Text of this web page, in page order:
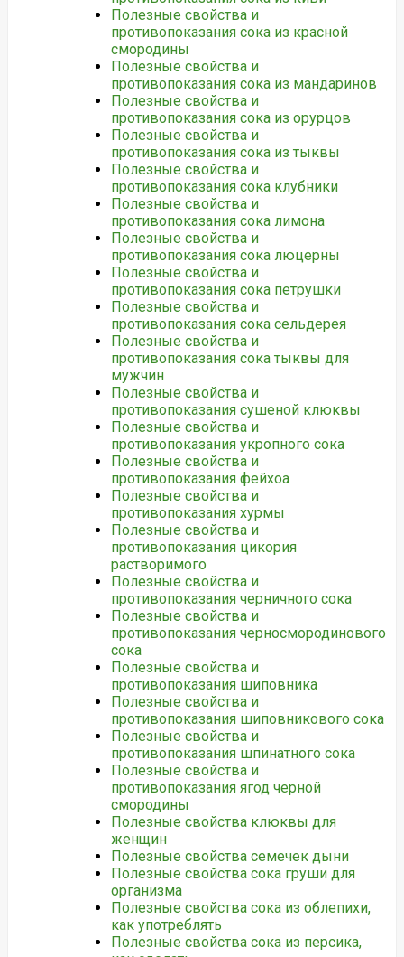
Полезные свойства и
противопоказания сока из красной
смородины
Полезные свойства и
противопоказания сока из мандаринов
Полезные свойства и
противопоказания сока из орурцов
Полезные свойства и
противопоказания сока из тыквы
Полезные свойства и
противопоказания сока клубники
Полезные свойства и
противопоказания сока лимона
Полезные свойства и
противопоказания сока люцерны
Полезные свойства и
противопоказания сока петрушки
Полезные свойства и
противопоказания сока сельдерея
Полезные свойства и
противопоказания сока тыквы для
мужчин
Полезные свойства и
противопоказания сушеной клюквы
Полезные свойства и
противопоказания укропного сока
Полезные свойства и
противопоказания фейхоа
Полезные свойства и
противопоказания хурмы
Полезные свойства и
противопоказания цикория
растворимого
Полезные свойства и
противопоказания черничного сока
Полезные свойства и
противопоказания черносмородинового
сока
Полезные свойства и
противопоказания шиповника
Полезные свойства и
противопоказания шиповникового сока
Полезные свойства и
противопоказания шпинатного сока
Полезные свойства и
противопоказания ягод черной
смородины
Полезные свойства клюквы для
женщин
Полезные свойства семечек дыни
Полезные свойства сока груши для
организма
Полезные свойства сока из облепихи,
как употреблять
Полезные свойства сока из персика,